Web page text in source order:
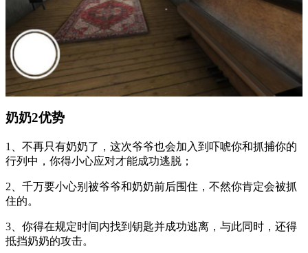
奶奶2优势
1、不再只有奶奶了，这次爷爷也会加入到吓唬你和抓捕你的
行列中，你得小心应对才能成功逃脱；
2、千万要小心别被爷爷和奶奶前后围住，不然你肯定会被抓
住的。
3、你得在规定时间内找到钥匙并成功逃离，与此同时，还得
抵挡奶奶的攻击。